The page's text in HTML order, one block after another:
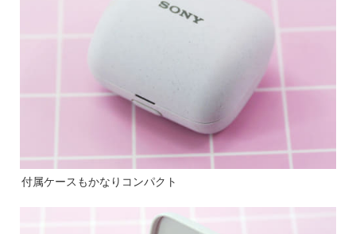
付属ケースもかなりコンパクト